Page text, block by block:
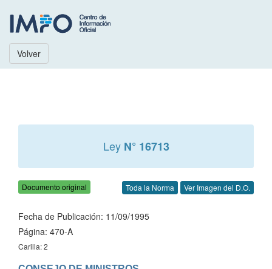
Volver
Ley N° 16713
Documento original Toda la Norma Ver Imagen del D.O.
Fecha de Publicación: 11/09/1995
Página: 470-A
Carilla: 2